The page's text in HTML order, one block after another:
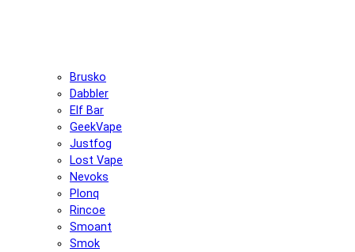
Brusko
Dabbler
Elf Bar
GeekVape
Justfog
Lost Vape
Nevoks
Plonq
Rincoe
Smoant
Smok